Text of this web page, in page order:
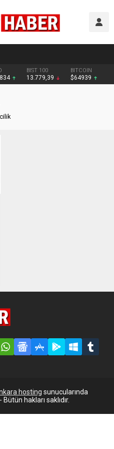
BIST 100
13.779,39
BITCOIN
$64939
hosting sunucularında
hakları saklıdır.